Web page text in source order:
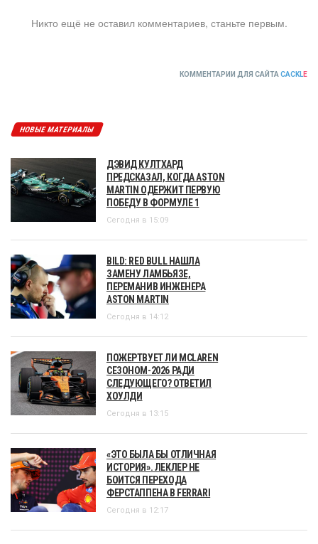
Никто ещё не оставил комментариев, станьте первым.
КОММЕНТАРИИ ДЛЯ САЙТА CACKLE
НОВЫЕ МАТЕРИАЛЫ
ДЭВИД КУЛТХАРД
ПРЕДСКАЗАЛ, КОГДА ASTON
MARTIN ОДЕРЖИТ ПЕРВУЮ
ПОБЕДУ В ФОРМУЛЕ 1
Сегодня в 15:09
BILD: RED BULL НАШЛА
ЗАМЕНУ ЛАМБЬЯЗЕ,
ПЕРЕМАНИВ ИНЖЕНЕРА
ASTON MARTIN
Сегодня в 14:12
ПОЖЕРТВУЕТ ЛИ MCLAREN
СЕЗОНОМ-2026 РАДИ
СЛЕДУЮЩЕГО? ОТВЕТИЛ
ХОУЛДИ
Сегодня в 13:15
«ЭТО БЫЛА БЫ ОТЛИЧНАЯ
ИСТОРИЯ». ЛЕКЛЕР НЕ
БОИТСЯ ПЕРЕХОДА
ФЕРСТАППЕНА В FERRARI
Сегодня в 12:17